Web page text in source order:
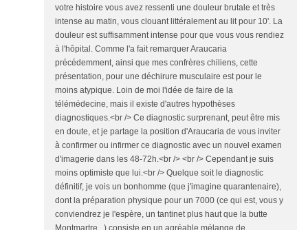
votre histoire vous avez ressenti une douleur brutale et très
intense au matin, vous clouant littéralement au lit pour 10'. La
douleur est suffisamment intense pour que vous vous rendiez
à l'hôpital. Comme l'a fait remarquer Araucaria
précédemment, ainsi que mes confrères chiliens, cette
présentation, pour une déchirure musculaire est pour le
moins atypique. Loin de moi l'idée de faire de la
télémédecine, mais il existe d'autres hypothèses
diagnostiques.<br /> Ce diagnostic surprenant, peut être mis
en doute, et je partage la position d'Araucaria de vous inviter
à confirmer ou infirmer ce diagnostic avec un nouvel examen
d'imagerie dans les 48-72h.<br /> <br /> Cependant je suis
moins optimiste que lui.<br /> Quelque soit le diagnostic
définitif, je vois un bonhomme (que j'imagine quarantenaire),
dont la préparation physique pour un 7000 (ce qui est, vous y
conviendrez je l'espère, un tantinet plus haut que la butte
Montmartre...) consiste en un agréable mélange de